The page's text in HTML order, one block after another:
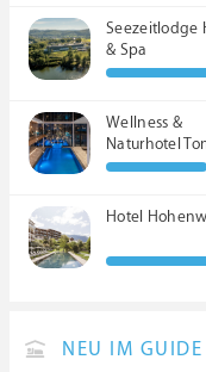
Seezeitlodge
& Spa
Wellness &
Naturhotel
****S
Hotel
NEU IM GUIDE